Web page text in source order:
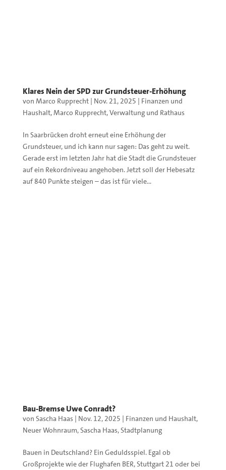
Klares Nein der SPD zur Grundsteuer-Erhöhung
von Marco Rupprecht| Nov. 21, 2025 | Finanzen und
Haushalt,Marco Rupprecht,Verwaltung und Rathaus
In Saarbrücken droht erneut eine Erhöhung der
Grundsteuer, und ich kann nur sagen: Das geht zu weit.
Gerade erst im letzten Jahr hat die Stadt die Grundsteuer
auf ein Rekordniveau angehoben. Jetzt soll der Hebesatz
auf 840 Punkte steigen – das ist für viele...
Bau-Bremse Uwe Conradt?
von Sascha Haas| Nov. 12, 2025 | Finanzen und Haushalt,
Neuer Wohnraum,Sascha Haas,Stadtplanung
Bauen in Deutschland? Ein Geduldsspiel. Egal ob
Großprojekte wie der Flughafen BER, Stuttgart 21 oder bei